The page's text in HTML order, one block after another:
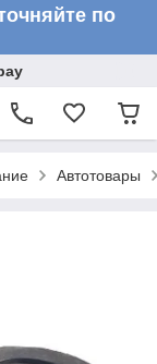
по
Автотовары